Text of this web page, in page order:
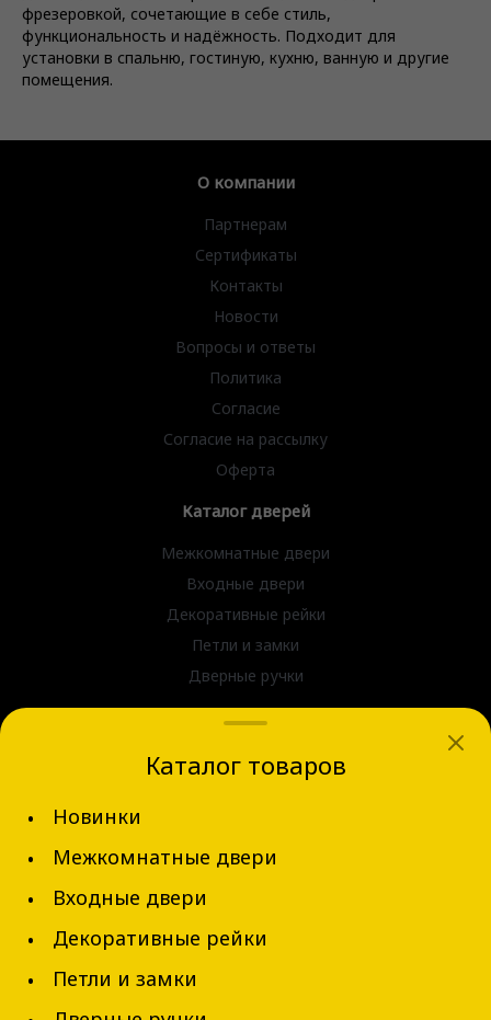
фрезеровкой, сочетающие в себе стиль,
функциональность и надёжность. Подходит для
установки в спальню, гостиную, кухню, ванную и другие
помещения.
О компании
Партнерам
Сертификаты
Контакты
Новости
Вопросы и ответы
Политика
Согласие
Согласие на рассылку
Оферта
Каталог дверей
Межкомнатные двери
Входные двери
Декоративные рейки
Петли и замки
Дверные ручки
г. Новосибирск, ул. Блюхера д.31
Каталог товаров
Новинки
Межкомнатные двери
Входные двери
Декоративные рейки
Петли и замки